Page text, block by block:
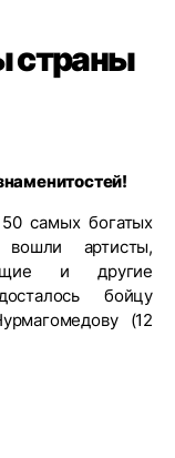
страны
самых богатых
артисты,
и другие
бойцу
(12